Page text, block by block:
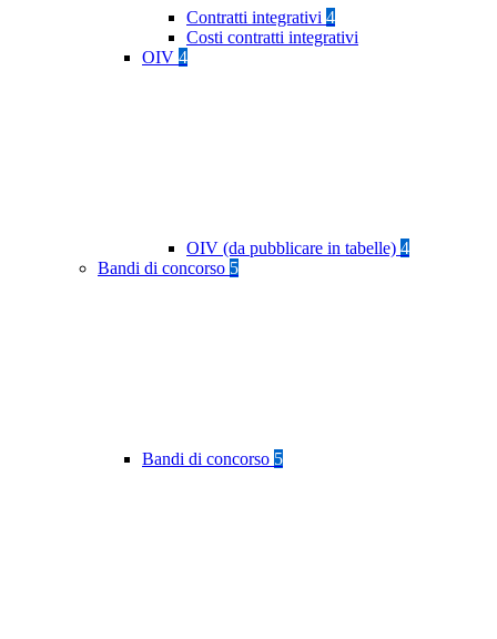
Contratti integrativi 4
Costi contratti integrativi
OIV 4
OIV (da pubblicare in tabelle) 4
Bandi di concorso 5
Bandi di concorso 5